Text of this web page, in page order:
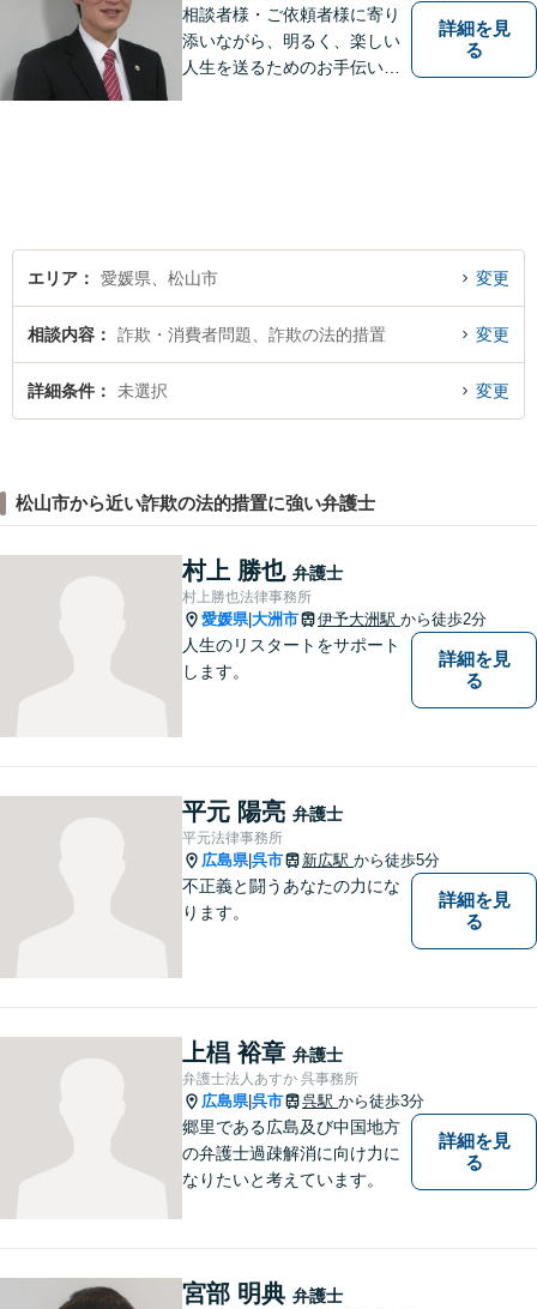
相談者様・ご依頼者様に寄り
添いながら、明るく、楽しい
人生を送るためのお手伝いを
詳細を見
る
エリア 愛媛県、松山市 変更
相談内容 詐欺・消費者問題、詐欺の法的措置 変更
詳細条件 未選択 変更
松山市から近い詐欺の法的措置に強い弁護士
村上 勝也 弁護士
村上勝也法律事務所
愛媛県|大洲市 伊予大洲駅 から徒歩2分
人生のリスタートをサポート
します。
詳細を見
る
平元 陽亮 弁護士
平元法律事務所
広島県|呉市 新広駅 から徒歩5分
不正義と闘うあなたの力にな
ります。
詳細を見
る
上椙 裕章 弁護士
弁護士法人あすか 呉事務所
広島県|呉市 呉駅 から徒歩3分
郷里である広島及び中国地方
の弁護士過疎解消に向け力に
なりたいと考えています。
詳細を見
る
宮部 明典 弁護士